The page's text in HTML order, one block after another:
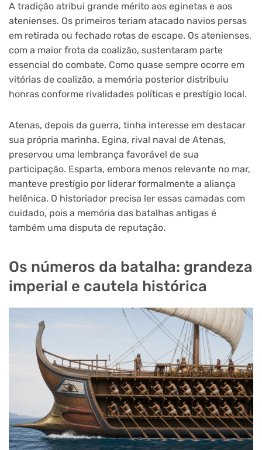
A tradição atribui grande mérito aos eginetas e aos
atenienses. Os primeiros teriam atacado navios persas
em retirada ou fechado rotas de escape. Os atenienses,
com a maior frota da coalizão, sustentaram parte
essencial do combate. Como quase sempre ocorre em
vitórias de coalizão, a memória posterior distribuiu
honras conforme rivalidades políticas e prestígio local.
Atenas, depois da guerra, tinha interesse em destacar
sua própria marinha. Egina, rival naval de Atenas,
preservou uma lembrança favorável de sua
participação. Esparta, embora menos relevante no mar,
manteve prestígio por liderar formalmente a aliança
helênica. O historiador precisa ler essas camadas com
cuidado, pois a memória das batalhas antigas é
também uma disputa de reputação.
Os números da batalha: grandeza
imperial e cautela histórica